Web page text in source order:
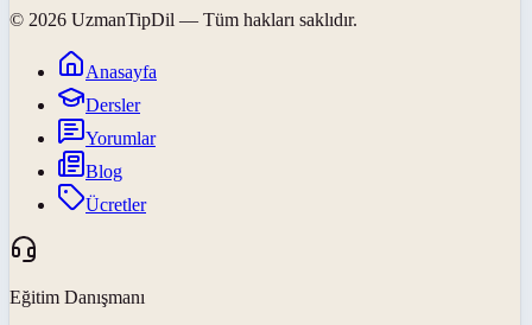
© 2026 UzmanTipDil — Tüm hakları saklıdır.
Anasayfa
Dersler
Yorumlar
Blog
Ücretler
Eğitim Danışmanı